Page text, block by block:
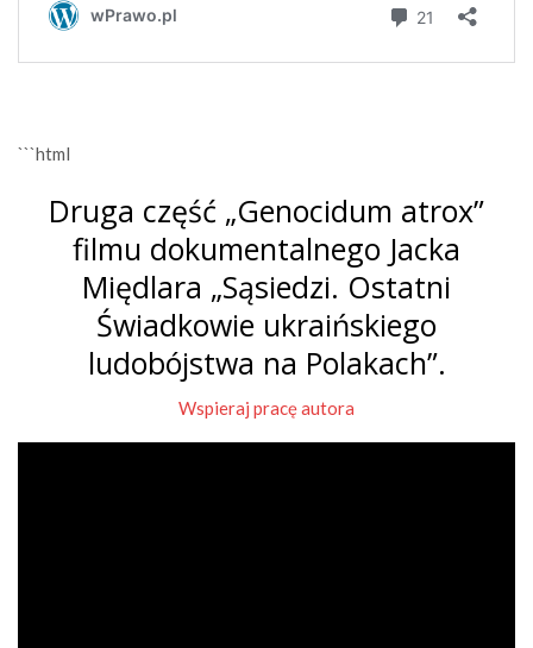
```html
Druga część „Genocidum atrox”
filmu dokumentalnego Jacka
Międlara „Sąsiedzi. Ostatni
Świadkowie ukraińskiego
ludobójstwa na Polakach”.
Wspieraj pracę autora